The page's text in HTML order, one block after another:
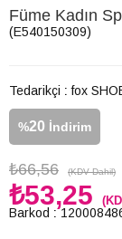
Füme Kadın
(E540150309)
Tedarikçi : fox
%20 İndirim
₺66,56 (KDV Dahil)
₺53,25
Barkod :